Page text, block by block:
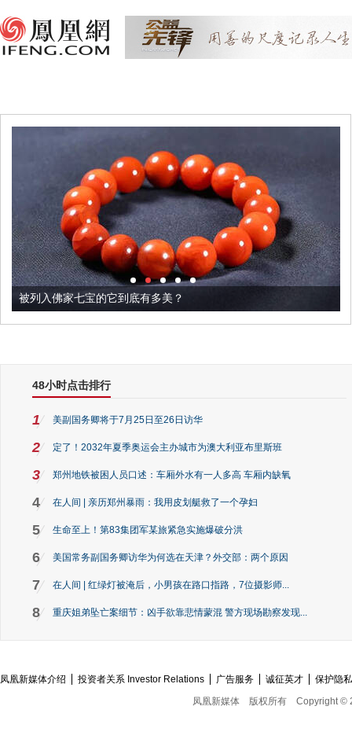
被列入佛家七宝的它到底有多美？
48小时点击排行
1 美副国务卿将于7月25日至26日访华
2 定了！2032年夏季奥运会主办城市为澳大利亚布里斯班
3 郑州地铁被困人员口述：车厢外水有一人多高 车厢内缺氧
4 在人间 | 亲历郑州暴雨：我用皮划艇救了一个孕妇
5 生命至上！第83集团军某旅紧急实施爆破分洪
6 美国常务副国务卿访华为何选在天津？外交部：两个原因
7 在人间 | 红绿灯被淹后，小男孩在路口指路，7位摄影师...
8 重庆姐弟坠亡案细节：凶手欲靠悲情蒙混 警方现场勘察发现...
凤凰新媒体介绍 投资者关系 Investor Relations 广告服务 诚征英才
保护隐
凤凰新媒体
版权所有 Copyright ©